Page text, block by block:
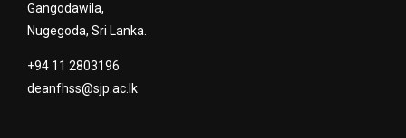
Gangodawila,
Nugegoda, Sri Lanka.
+94 11 2803196
deanfhss@sjp.ac.lk